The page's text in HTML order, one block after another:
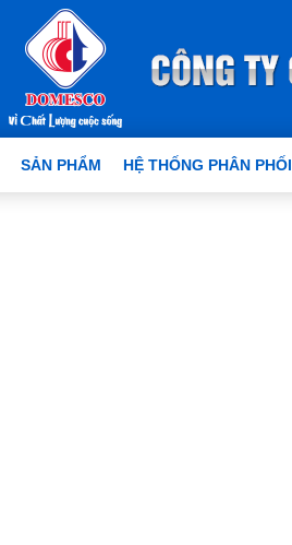
SẢN PHẨM HỆ THỐNG PHÂN PHỐI